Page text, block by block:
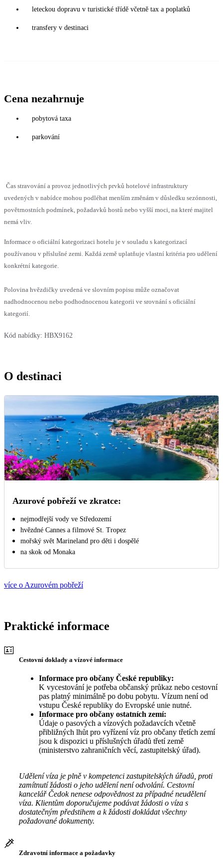
leteckou dopravu v turistické třídě včetně tax a poplatků
transfery v destinaci
Cena nezahrnuje
pobytová taxa
parkování
Čas stravování a provoz jednotlivých prvků hotelové infrastruktury
uvedených v nabídce mohou podléhat menším změnám v důsledku sezónnosti,
povětrnostních podmínek, požadavků hostů nebo vyšší moci, na které majitel
nemá vliv.
Informace o oficiální kategorizaci hotelu je v souladu s kategorizací
používanou v příslušné zemi. Každá země uplatňuje vlastní kritéria pro udělení
konkrétní kategorie.
Polovina hvězdičky uvedená ve slovním popisu může označovat
nadhodnocenou nebo podhodnocenou kategorii ve srovnání s oficiální
kategorií.
Kód nabídky: HBX9162
O destinaci
Azurové pobřeží ve zkratce:
nejmodřejší vody ve Středozemí
hvězdné Cannes a filmové St. Tropez
mořský svět Marineland pro děti i dospělé
na skok od Monaka
více o Azurovém pobřeží
Praktické informace
Cestovní doklady a vízové informace
Informace pro občany České republiky:
K vycestování je potřeba občanský průkaz nebo cestovní
pas platný minimálně po dobu pobytu. Vízum není od
vstupu České republiky do Evropské unie nutné.
Informace pro občany ostatních zemí:
Údaje o pasových a vízových požadavcích včetně
přibližných lhůt pro vyřízení víz pro občany třetích zemí
jsou k dispozici u příslušných úřadů třetí země
(ministerstvo zahraničních věcí, zastupitelský úřad).
Udělení víza je plně v kompetenci zastupitelských úřadů, proti
zamítnutí žádosti o jeho udělení není odvolání. Cestovní
kancelář Čedok nenese odpovědnost za případné neudělení
víza. Klientům doporučujeme podávat žádosti o víza s
dostatečným předstihem a k žádosti dokládat všechny
požadované dokumenty.
Zdravotní informace a požadavky